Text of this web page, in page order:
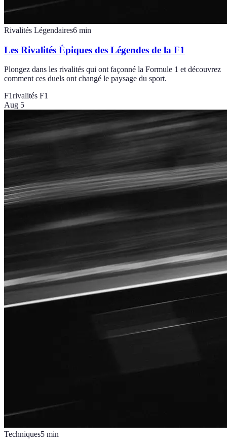
Rivalités Légendaires6 min
Les Rivalités Épiques des Légendes de la F1
Plongez dans les rivalités qui ont façonné la Formule 1 et découvrez
comment ces duels ont changé le paysage du sport.
F1rivalités F1
Aug 5
Techniques5 min